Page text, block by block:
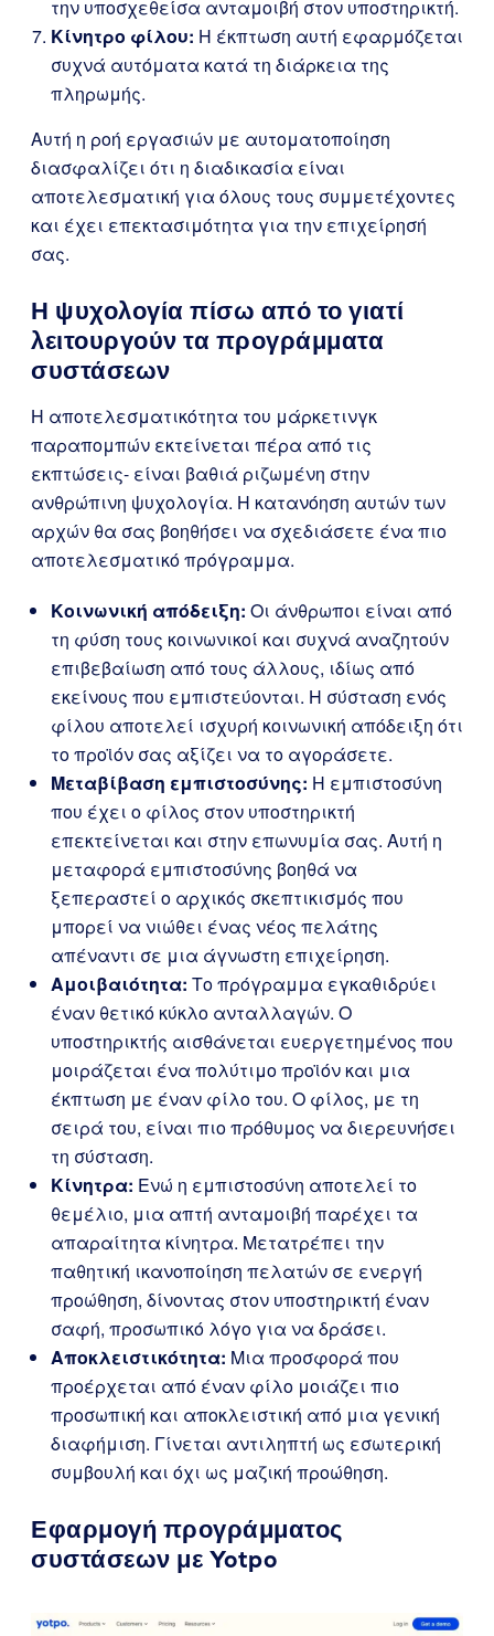
την υποσχεθείσα ανταμοιβή στον υποστηρικτή.
Κίνητρο φίλου: Η έκπτωση αυτή εφαρμόζεται
συχνά αυτόματα κατά τη διάρκεια της
πληρωμής.
Αυτή η ροή εργασιών με αυτοματοποίηση
διασφαλίζει ότι η διαδικασία είναι
αποτελεσματική για όλους τους συμμετέχοντες
και έχει επεκτασιμότητα για την επιχείρησή
σας.
Η ψυχολογία πίσω από το γιατί
λειτουργούν τα προγράμματα
συστάσεων
Η αποτελεσματικότητα του μάρκετινγκ
παραπομπών εκτείνεται πέρα από τις
εκπτώσεις- είναι βαθιά ριζωμένη στην
ανθρώπινη ψυχολογία. Η κατανόηση αυτών των
αρχών θα σας βοηθήσει να σχεδιάσετε ένα πιο
αποτελεσματικό πρόγραμμα.
Κοινωνική απόδειξη: Οι άνθρωποι είναι από
τη φύση τους κοινωνικοί και συχνά αναζητούν
επιβεβαίωση από τους άλλους, ιδίως από
εκείνους που εμπιστεύονται. Η σύσταση ενός
φίλου αποτελεί ισχυρή κοινωνική απόδειξη ότι
το προϊόν σας αξίζει να το αγοράσετε.
Μεταβίβαση εμπιστοσύνης: Η εμπιστοσύνη
που έχει ο φίλος στον υποστηρικτή
επεκτείνεται και στην επωνυμία σας. Αυτή η
μεταφορά εμπιστοσύνης βοηθά να
ξεπεραστεί ο αρχικός σκεπτικισμός που
μπορεί να νιώθει ένας νέος πελάτης
απέναντι σε μια άγνωστη επιχείρηση.
Αμοιβαιότητα: Το πρόγραμμα εγκαθιδρύει
έναν θετικό κύκλο ανταλλαγών. Ο
υποστηρικτής αισθάνεται ευεργετημένος που
μοιράζεται ένα πολύτιμο προϊόν και μια
έκπτωση με έναν φίλο του. Ο φίλος, με τη
σειρά του, είναι πιο πρόθυμος να διερευνήσει
τη σύσταση.
Κίνητρα: Ενώ η εμπιστοσύνη αποτελεί το
θεμέλιο, μια απτή ανταμοιβή παρέχει τα
απαραίτητα κίνητρα. Μετατρέπει την
παθητική ικανοποίηση πελατών σε ενεργή
προώθηση, δίνοντας στον υποστηρικτή έναν
σαφή, προσωπικό λόγο για να δράσει.
Αποκλειστικότητα: Μια προσφορά που
προέρχεται από έναν φίλο μοιάζει πιο
προσωπική και αποκλειστική από μια γενική
διαφήμιση. Γίνεται αντιληπτή ως εσωτερική
συμβουλή και όχι ως μαζική προώθηση.
Εφαρμογή προγράμματος
συστάσεων με Yotpo